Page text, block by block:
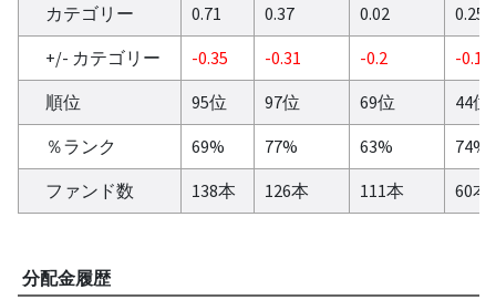
カテゴリー
0.71 0.37 0.02
0.25
+/- カテゴリー
-0.35 -0.31 -0.2
-0.17
順位
95位 97位 69位
44位
％ランク
69% 77% 63%
74%
ファンド数
138本 126本 111本 60本
分配金履歴